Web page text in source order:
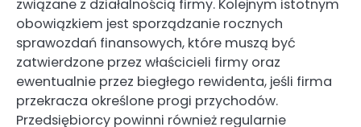
związane z działalnością firmy. Kolejnym istotnym
obowiązkiem jest sporządzanie rocznych
sprawozdań finansowych, które muszą być
zatwierdzone przez właścicieli firmy oraz
ewentualnie przez biegłego rewidenta, jeśli firma
przekracza określone progi przychodów.
Przedsiębiorcy powinni również regularnie